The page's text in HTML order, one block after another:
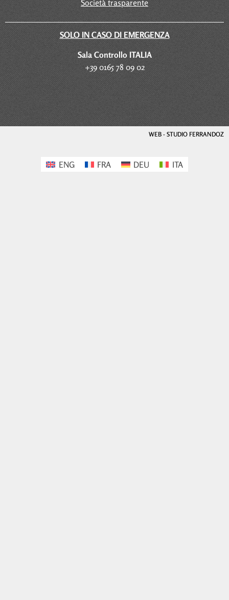
Società trasparente
SOLO IN CASO DI EMERGENZA
Sala Controllo ITALIA
+39 0165 78 09 02
WEB - STUDIO FERRANDOZ
ENG FRA DEU ITA